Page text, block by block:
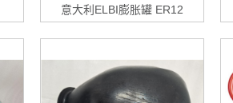
意大利ELBI膨胀罐 ER12